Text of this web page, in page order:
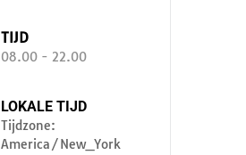
TIJD
08.00 - 22.00
LOKALE TIJD
Tijdzone:
America/New_York